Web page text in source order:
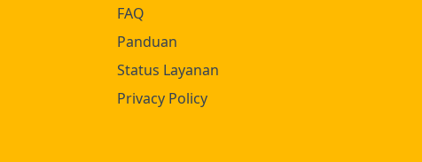
FAQ
Panduan
Status Layanan
Privacy Policy